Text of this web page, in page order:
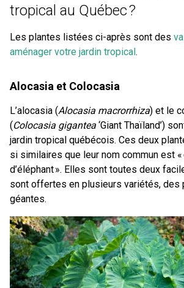
tropical au Québec ?
Les plantes listées ci-après sont des
aménager votre jardin tropical.
Alocasia et Colocasia
L’alocasia (Alocasia macrorrhiza) et le
(Colocasia gigantea ‘Giant Thaïland’)
jardin tropical québécois. Ces deux
si similaires que leur nom commun est
d’éléphant ». Elles sont toutes deux
sont offertes en plusieurs variétés, des
géantes.